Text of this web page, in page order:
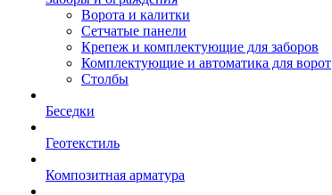
Ворота и калитки
Сетчатые панели
Крепеж и комплектующие для заборов
Комплектующие и автоматика для ворот
Столбы
Беседки
Геотекстиль
Композитная арматура